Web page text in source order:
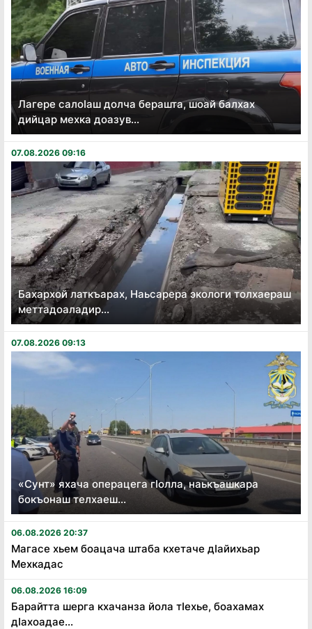
Лагере салоӏаш долча берашта, шоай балхах
дийцар мехка доазув...
07.08.2026 09:16
Бахархой латкъарах, Наьсарера экологи толхаераш
меттадоаладир...
07.08.2026 09:13
«Сунт» яхача операцега гӏолла, наькъашкара
бокъонаш телхаеш...
06.08.2026 20:37
Магасе хьем боацача штаба кхетаче дӏайихьар
Мехкадас
06.08.2026 16:09
Барайтта шерга кхачанза йола тӏехье, боахамах
дӏахоадае...